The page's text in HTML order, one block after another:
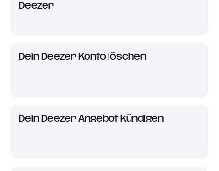
Deezer
Dein Deezer Konto löschen
Dein Deezer Angebot kündigen